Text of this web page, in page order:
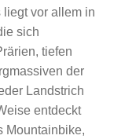
vor allem in
sich
tiefen
der
Landstrich
entdeckt
Mountainbike,